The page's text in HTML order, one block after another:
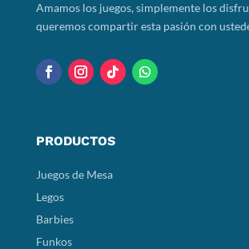
Amamos los juegos, simplemente los
queremos compartir esta pasión con
PRODUCTOS
Juegos de Mesa
Legos
Barbies
Funkos